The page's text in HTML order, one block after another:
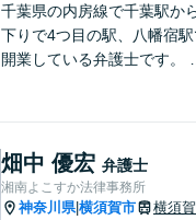
千葉県の内房線で千葉駅か
下りで4つ目の駅、八幡宿
開業している弁護士です。 八
おります。
畑中 優宏 弁護士
湘南よこすか法律事務所
神奈川県|横須賀市 横須